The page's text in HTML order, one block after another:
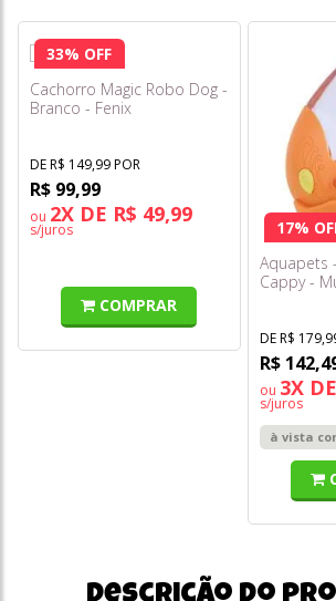
33% OFF
Cachorro Magic Robo Dog -
Branco - Fenix
DE R$ 149,99 POR
R$ 99,99
ou 2X DE R$ 49,99
s/juros
COMPRAR
17%
Aquapets
Cappy -
DE R$
R$
ou 3X
s/juros
à vista